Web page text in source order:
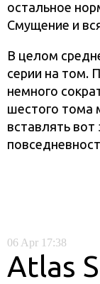
остальное
Смущение и
В целом
серии на том.
немного
шестого тома
вставлять
06 Apr 17:38
Atlas